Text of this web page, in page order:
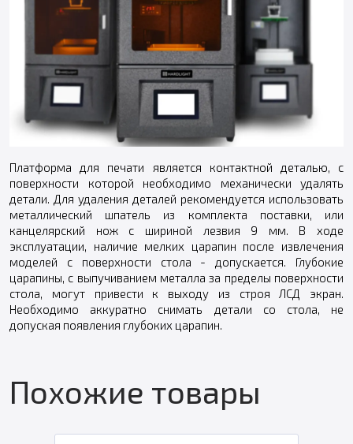
Платформа для печати является контактной деталью, с
поверхности которой необходимо механически удалять
детали. Для удаления деталей рекомендуется использовать
металлический шпатель из комплекта поставки, или
канцелярский нож с шириной лезвия 9 мм. В ходе
эксплуатации, наличие мелких царапин после извлечения
моделей с поверхности стола - допускается. Глубокие
царапины, с выпучиванием металла за пределы поверхности
стола, могут привести к выходу из строя ЛСД экран.
Необходимо аккуратно снимать детали со стола, не
допуская появления глубоких царапин.
Похожие товары